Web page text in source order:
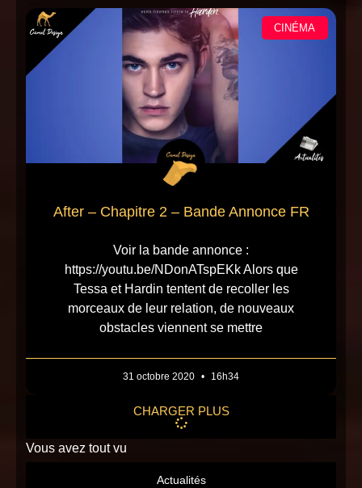
Actualités
CINÉMA
After – Chapitre 2 – Bande Annonce FR
Voir la bande annonce :
https://youtu.be/NDonATspEKk Alors que
Tessa et Hardin tentent de recoller les
morceaux de leur relation, de nouveaux
obstacles viennent se mettre
31 octobre 2020 16h34
CHARGER PLUS
Vous avez tout vu